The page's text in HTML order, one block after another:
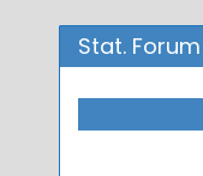
Stat. Forum